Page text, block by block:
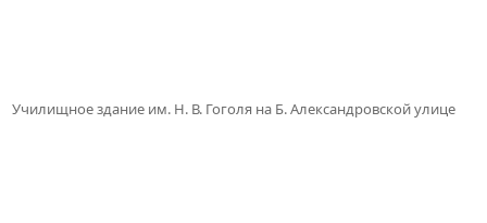
Училищное здание им. Н. В. Гоголя на Б. Александровской улице